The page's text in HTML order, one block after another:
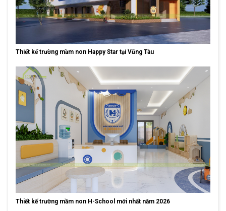
Thiết kế trường mầm non Happy Star tại Vũng Tàu
Thiết kế trường mầm non H-School mới nhất năm 2026